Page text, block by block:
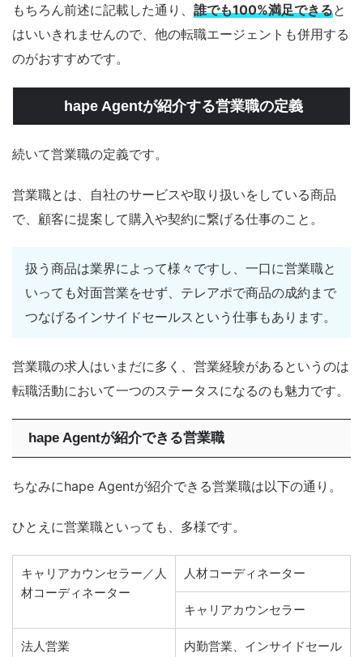
もちろん前述に記載した通り、 誰でも100%満足できると
はいいきれませんので、他の転職エージェントも併用する
のがおすすめです。
hape Agentが紹介する営業職の定義
続いて営業職の定義です。
営業職とは、自社のサービスや取り扱いをしている商品
で、顧客に提案して購入や契約に繋げる仕事のこと。
扱う商品は業界によって様々ですし、一口に営業職と
いっても対面営業をせず、テレアポで商品の成約まで
つなげるインサイドセールスという仕事もあります。
営業職の求人はいまだに多く、営業経験があるというのは
転職活動において一つのステータスになるのも魅力です。
hape Agentが紹介できる営業職
ちなみにhape Agentが紹介できる営業職は以下の通り。
ひとえに営業職といっても、多様です。
キャリアカウンセラー／人
材コーディネーター
人材コーディネーター
キャリアカウンセラー
法人営業
内勤営業、インサイドセール